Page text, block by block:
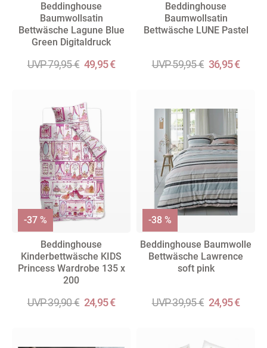
Beddinghouse
Baumwollsatin
Bettwäsche Lagune Blue
Green Digitaldruck
UVP 79,95 € 49,95 €
Beddinghouse
Baumwollsatin
Bettwäsche LUNE Pastel
UVP 59,95 € 36,95 €
Beddinghouse
Kinderbettwäsche KIDS
Princess Wardrobe 135 x
200
UVP 39,90 € 24,95 €
-37 %
Beddinghouse Baumwolle
Bettwäsche Lawrence
soft pink
UVP 39,95 € 24,95 €
-38 %